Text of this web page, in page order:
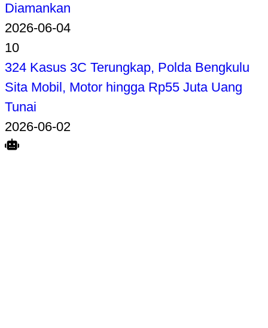
Diamankan
2026-06-04
10
324 Kasus 3C Terungkap, Polda Bengkulu
Sita Mobil, Motor hingga Rp55 Juta Uang
Tunai
2026-06-02